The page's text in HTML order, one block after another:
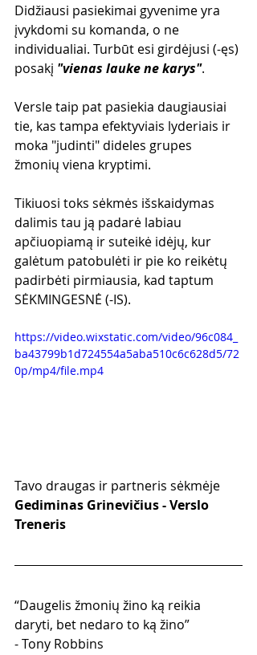
Didžiausi pasiekimai gyvenime yra
įvykdomi su komanda, o ne
individualiai. Turbūt esi girdėjusi (-ęs)
posakį "vienas lauke ne karys".
Versle taip pat pasiekia daugiausiai
tie, kas tampa efektyviais lyderiais ir
moka "judinti" dideles grupes
žmonių viena kryptimi.
Tikiuosi toks sėkmės išskaidymas
dalimis tau ją padarė labiau
apčiuopiamą ir suteikė idėjų, kur
galėtum patobulėti ir pie ko reikėtų
padirbėti pirmiausia, kad taptum
SĖKMINGESNĖ (-IS).
https://video.wixstatic.com/video/96c084_
ba43799b1d724554a5aba510c6c628d5/72
0p/mp4/file.mp4
Tavo draugas ir partneris sėkmėje
Gediminas Grinevičius - Verslo
Treneris
“Daugelis žmonių žino ką reikia
daryti, bet nedaro to ką žino”
- Tony Robbins